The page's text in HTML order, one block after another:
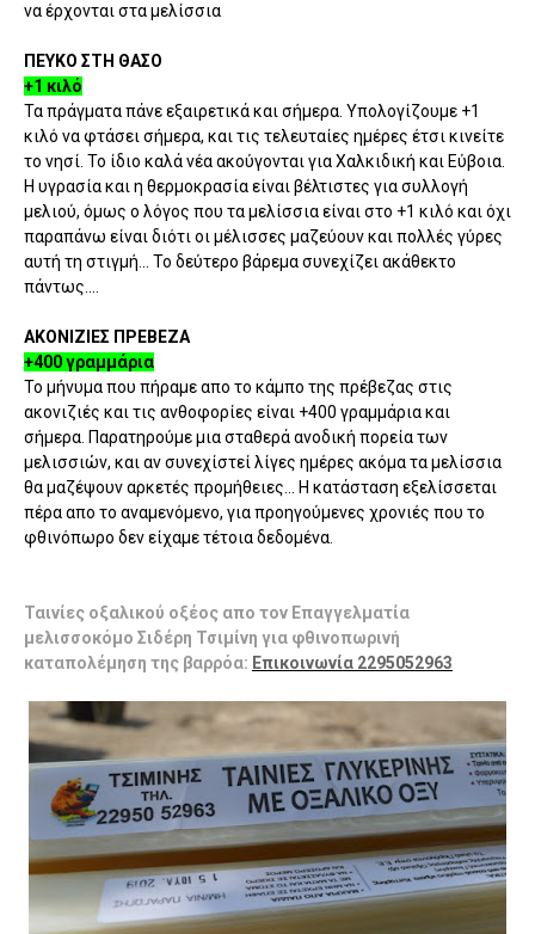
να έρχονται στα μελίσσια
ΠΕΥΚΟ ΣΤΗ ΘΑΣΟ
+1 κιλό
Τα πράγματα πάνε εξαιρετικά και σήμερα. Υπολογίζουμε +1
κιλό να φτάσει σήμερα, και τις τελευταίες ημέρες έτσι κινείτε
το νησί. Το ίδιο καλά νέα ακούγονται για Χαλκιδική και Εύβοια.
Η υγρασία και η θερμοκρασία είναι βέλτιστες για συλλογή
μελιού, όμως ο λόγος που τα μελίσσια είναι στο +1 κιλό και όχι
παραπάνω είναι διότι οι μέλισσες μαζεύουν και πολλές γύρες
αυτή τη στιγμή... Το δεύτερο βάρεμα συνεχίζει ακάθεκτο
πάντως....
ΑΚΟΝΙΖΙΕΣ ΠΡΕΒΕΖΑ
+400 γραμμάρια
Το μήνυμα που πήραμε απο το κάμπο της πρέβεζας στις
ακονιζιές και τις ανθοφορίες είναι +400 γραμμάρια και
σήμερα. Παρατηρούμε μια σταθερά ανοδική πορεία των
μελισσιών, και αν συνεχίστεί λίγες ημέρες ακόμα τα μελίσσια
θα μαζέψουν αρκετές προμήθειες... Η κατάσταση εξελίσσεται
πέρα απο το αναμενόμενο, για προηγούμενες χρονιές που το
φθινόπωρο δεν είχαμε τέτοια δεδομένα.
Ταινίες οξαλικού οξέος απο τον Επαγγελματία
μελισσοκόμο Σιδέρη Τσιμίνη για φθινοπωρινή
καταπολέμηση της βαρρόα: Επικοινωνία 2295052963